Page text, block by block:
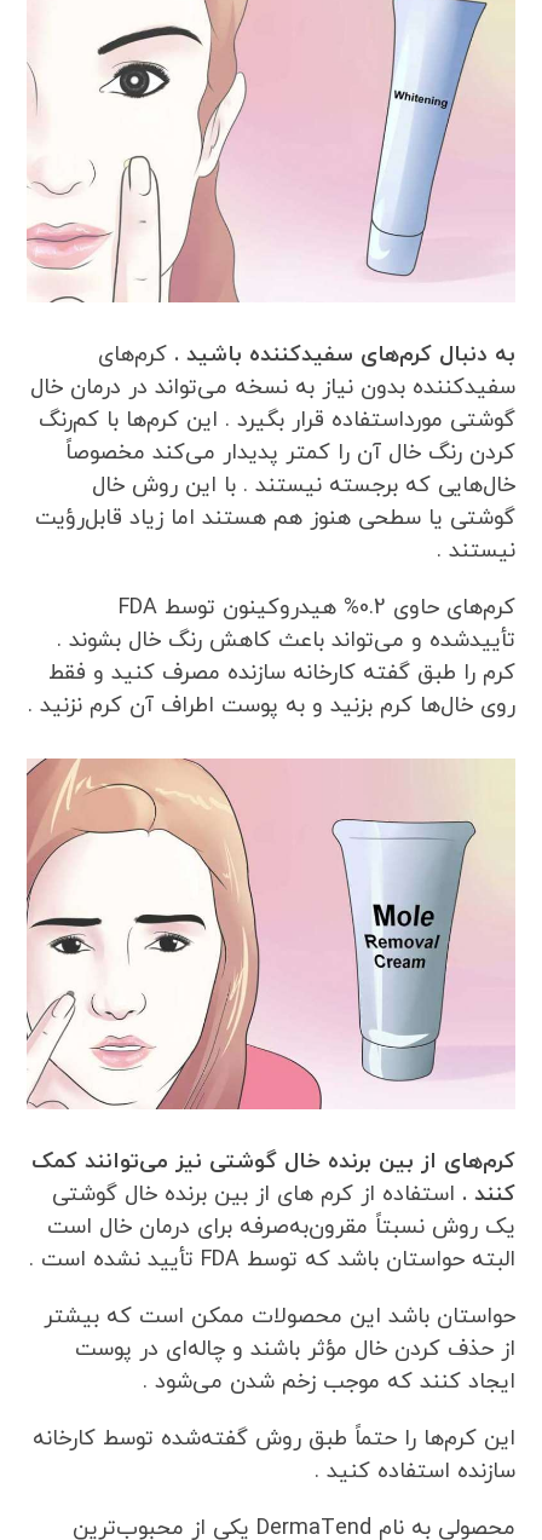
به دنبال کرم‌های سفیدکننده باشید . کرم‌های
سفیدکننده بدون نیاز به نسخه می‌تواند در درمان خال
گوشتی مورداستفاده قرار بگیرد . این کرم‌ها با کم‌رنگ
کردن رنگ خال آن را کمتر پدیدار می‌کند مخصوصاً
خال‌هایی که برجسته نیستند . با این روش خال
گوشتی یا سطحی هنوز هم هستند اما زیاد قابل‌رؤیت
نیستند .
کرم‌های حاوی 0.2% هیدروکینون توسط FDA
تأییدشده و می‌تواند باعث کاهش رنگ خال بشوند .
کرم را طبق گفته کارخانه سازنده مصرف کنید و فقط
روی خال‌ها کرم بزنید و به پوست اطراف آن کرم نزنید .
کرم‌های از بین برنده خال گوشتی نیز می‌توانند کمک
کنند . استفاده از کرم های از بین برنده خال گوشتی
یک روش نسبتاً مقرون‌به‌صرفه برای درمان خال است
البته حواستان باشد که توسط FDA تأیید نشده است .
حواستان باشد این محصولات ممکن است که بیشتر
از حذف کردن خال مؤثر باشند و چاله‌ای در پوست
ایجاد کنند که موجب زخم شدن می‌شود .
این کرم‌ها را حتماً طبق روش گفته‌شده توسط کارخانه
سازنده استفاده کنید .
محصولی به نام DermaTend یکی از محبوب‌ترین